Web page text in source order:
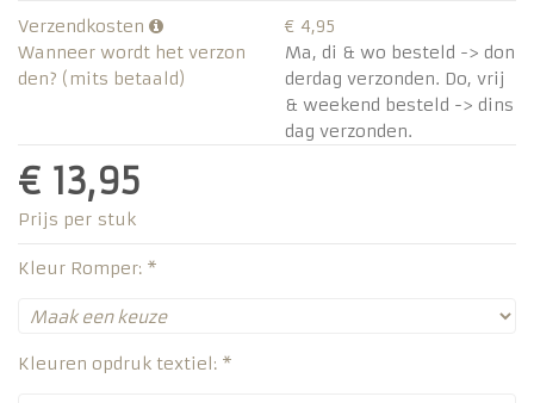
Verzendkosten
€ 4,95
Wanneer wordt het verzon
den? (mits betaald)
Ma, di & wo besteld -> don
derdag verzonden. Do, vrij
& weekend besteld -> dins
dag verzonden.
€ 13,95
Prijs per stuk
Kleur Romper: *
Kleuren opdruk textiel: *